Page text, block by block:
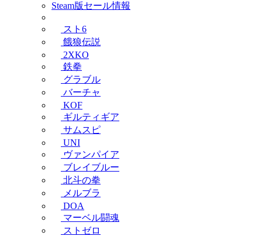
Steam版セール情報
スト6
餓狼伝説
2XKO
鉄拳
グラブル
バーチャ
KOF
ギルティギア
サムスピ
UNI
ヴァンパイア
ブレイブルー
北斗の拳
メルブラ
DOA
マーベル闘魂
ストゼロ